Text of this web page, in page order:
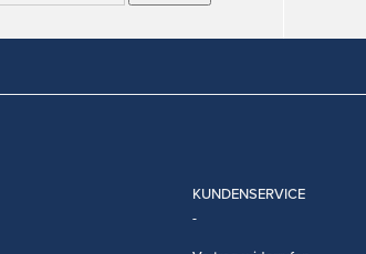
KUNDENSERVICE